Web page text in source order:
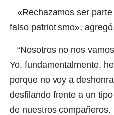
«Rechazamos ser
falso patriotismo», agregó.
“Nosotros no nos
Yo, fundamentalmente,
porque no voy a
desfilando frente a un
de nuestros